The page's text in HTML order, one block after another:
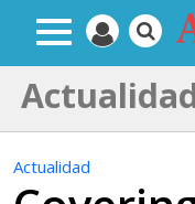
Actualidad